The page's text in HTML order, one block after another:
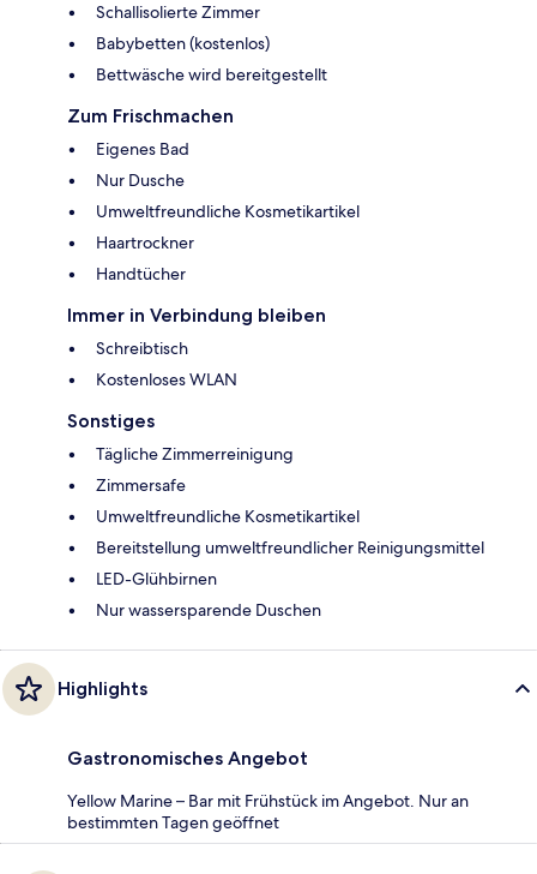
Schallisolierte Zimmer
Babybetten (kostenlos)
Bettwäsche wird bereitgestellt
Zum Frischmachen
Eigenes Bad
Nur Dusche
Umweltfreundliche Kosmetikartikel
Haartrockner
Handtücher
Immer in Verbindung bleiben
Schreibtisch
Kostenloses WLAN
Sonstiges
Tägliche Zimmerreinigung
Zimmersafe
Umweltfreundliche Kosmetikartikel
Bereitstellung umweltfreundlicher Reinigungsmittel
LED-Glühbirnen
Nur wassersparende Duschen
Highlights
Gastronomisches Angebot
Yellow Marine – Bar mit Frühstück im Angebot. Nur an
bestimmten Tagen geöffnet